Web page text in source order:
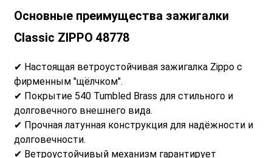
Основные преимущества зажигалки
Classic ZIPPO 48778
✔ Настоящая ветроустойчивая зажигалка Zippo с
фирменным "щёлчком".
✔ Покрытие 540 Tumbled Brass для стильного и
долговечного внешнего вида.
✔ Прочная латунная конструкция для надёжности и
долговечности.
✔ Ветроустойчивый механизм гарантирует